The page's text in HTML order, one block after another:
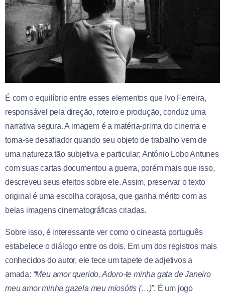
É com o equilíbrio entre esses elementos que Ivo Ferreira,
responsável pela direção, roteiro e produção, conduz uma
narrativa segura. A imagem é a matéria-prima do cinema e
torna-se desafiador quando seu objeto de trabalho vem de
uma natureza tão subjetiva e particular; António Lobo Antunes
com suas cartas documentou a guerra, porém mais que isso,
descreveu seus efeitos sobre ele. Assim, preservar o texto
original é uma escolha corajosa, que ganha mérito com as
belas imagens cinematográficas criadas.
Sobre isso, é interessante ver como o cineasta português
estabelece o diálogo entre os dois. Em um dos registros mais
conhecidos do autor, ele tece um tapete de adjetivos a
amada: “Meu amor querido, Adoro-te minha gata de Janeiro
meu amor minha gazela meu miosótis (…)”. É um jogo